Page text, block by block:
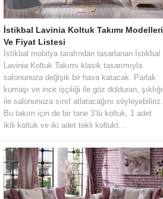
İstikbal Lavinia Koltuk Takımı Modelleri
Ve Fiyat Listesi
İstikbal mobilya tarafından tasarlanan İstikbal
Lavinia Koltuk Takımı klasik tasarımıyla
salonunuza değişik bir hava katacak. Parlak
kumaşı ve ince işçiliği ile göz dolduran, şıklığı
ile salonunuza sınıf atlatacağını söyleyebiliriz.
Bu takım için de bir tane 3’lü koltuk, 1 adet
ikili koltuk ve iki adet tekli koltukt...